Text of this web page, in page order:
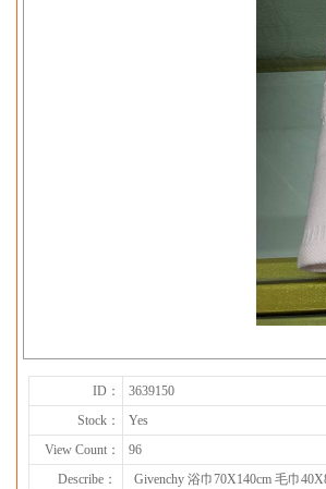
ID： 3639150
Stock：
Yes
View Count：
96
Describe：
Givenchy 浴巾70X140cm 毛巾